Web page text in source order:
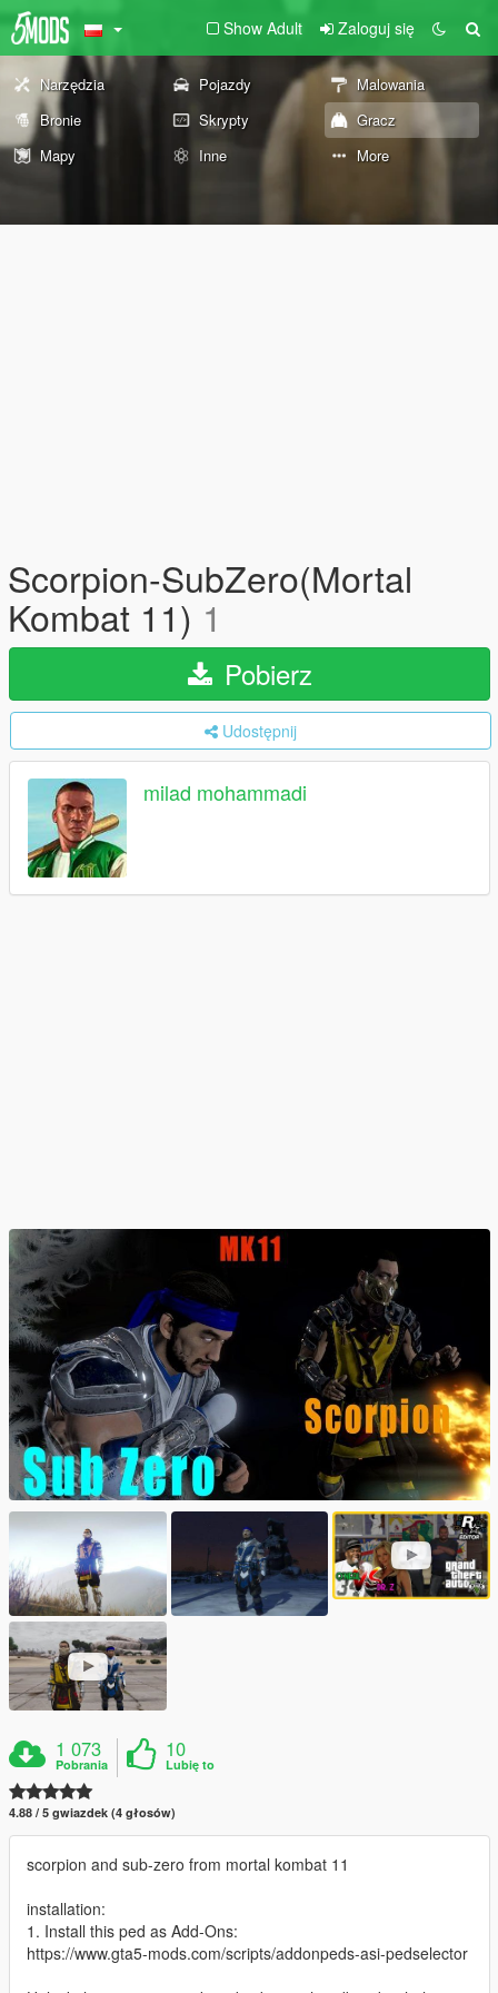
Show Adult Zaloguj się
Narzędzia Pojazdy
Malowania
Bronie
Skrypty
Gracz
Mapy
Inne More
Scorpion-SubZero(Mortal
Kombat 11) 1
Pobierz
Udostępnij
milad mohammadi
1 073
Pobrania
10
Lubię to
4.88 / 5 gwiazdek (4 głosów)
scorpion and sub-zero from mortal kombat 11
installation:
1. Install this ped as Add-Ons:
https://www.gta5-mods.com/scripts/addonpeds-asi-pedselector